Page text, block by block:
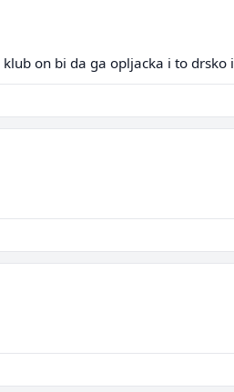
on bi da ga opljacka i to drsko